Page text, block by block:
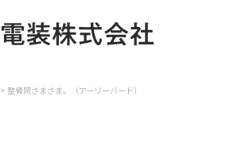
> 整骨院さまさま。（アーリーバード）